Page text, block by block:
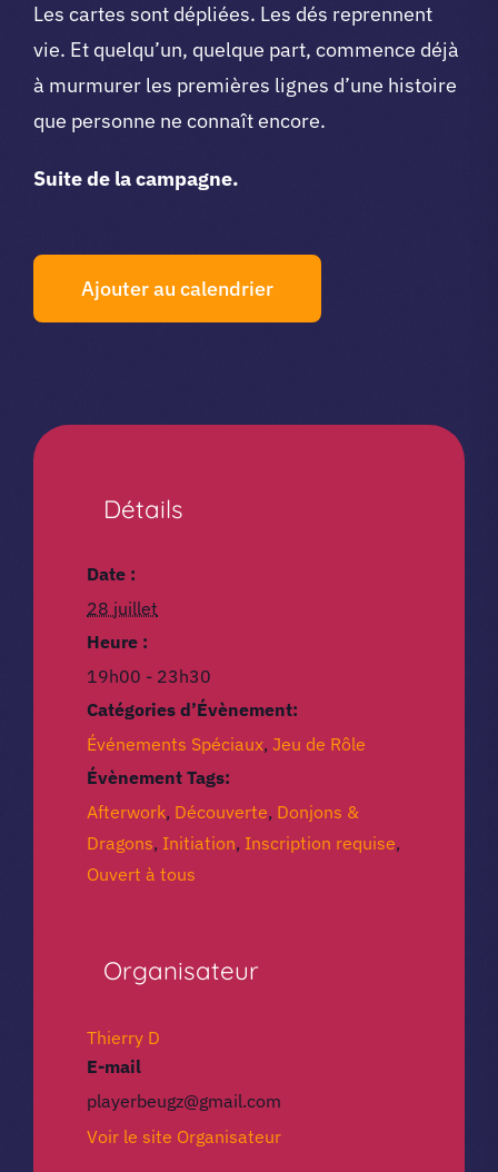
Les cartes sont dépliées. Les dés reprennent
vie. Et quelqu’un, quelque part, commence déjà
à murmurer les premières lignes d’une histoire
que personne ne connaît encore.
Suite de la campagne.
Ajouter au calendrier
Détails
Date :
28 juillet
Heure :
19h00 - 23h30
Catégories d’Évènement:
Événements Spéciaux, Jeu de Rôle
Évènement Tags:
Afterwork, Découverte, Donjons &
Dragons, Initiation, Inscription requise,
Ouvert à tous
Organisateur
Thierry D
E-mail
playerbeugz@gmail.com
Voir le site Organisateur